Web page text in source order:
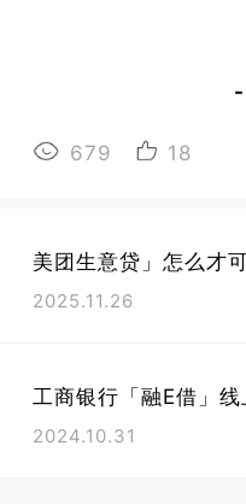
-
679 18
美团生意贷」怎么才
2025.11.26
工商银行「融E借」
2024.10.31